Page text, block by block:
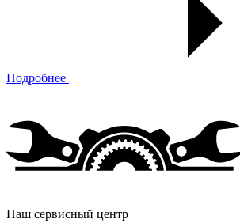
Подробнее
Наш сервисный центр